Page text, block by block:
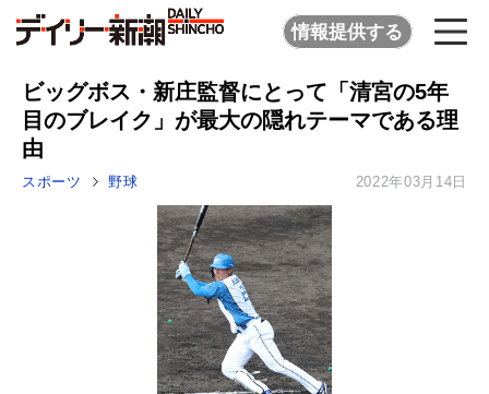
情報提供する
ビッグボス・新庄監督にとって「清宮の5年
目のブレイク」が最大の隠れテーマである理
由
スポーツ 野球 2022年03月14日